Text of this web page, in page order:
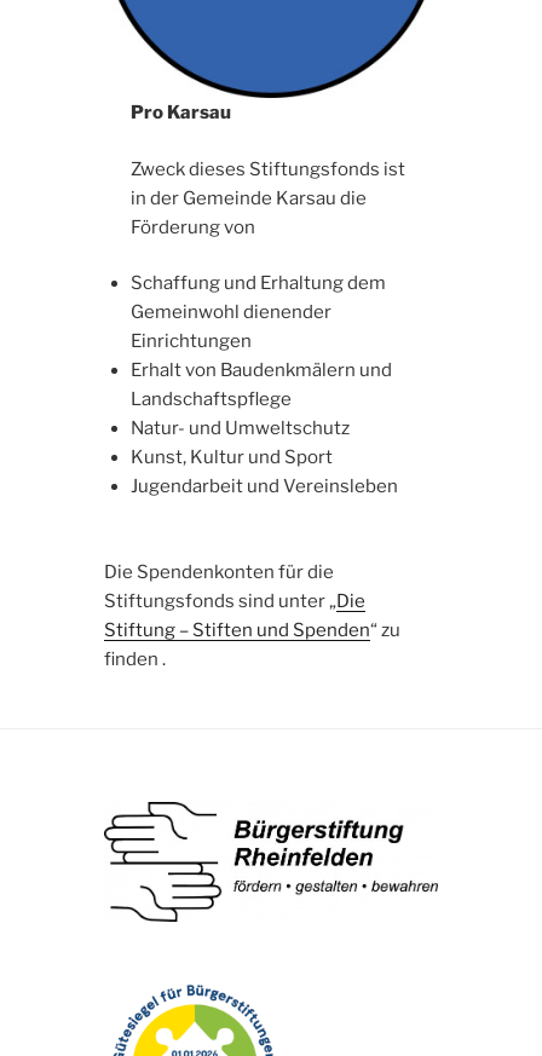
Pro Karsau
Zweck dieses Stiftungsfonds ist
in der Gemeinde Karsau die
Förderung von
Schaffung und Erhaltung dem
Gemeinwohl dienender
Einrichtungen
Erhalt von Baudenkmälern und
Landschaftspflege
Natur- und Umweltschutz
Kunst, Kultur und Sport
Jugendarbeit und Vereinsleben
Die Spendenkonten für die
Stiftungsfonds sind unter „Die
Stiftung – Stiften und Spenden“ zu
finden .